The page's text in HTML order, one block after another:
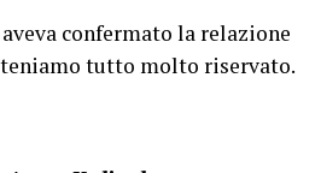
confermato la relazione
teniamo tutto molto riservato.